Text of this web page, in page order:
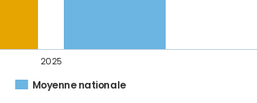
Moyenne nationale
2025